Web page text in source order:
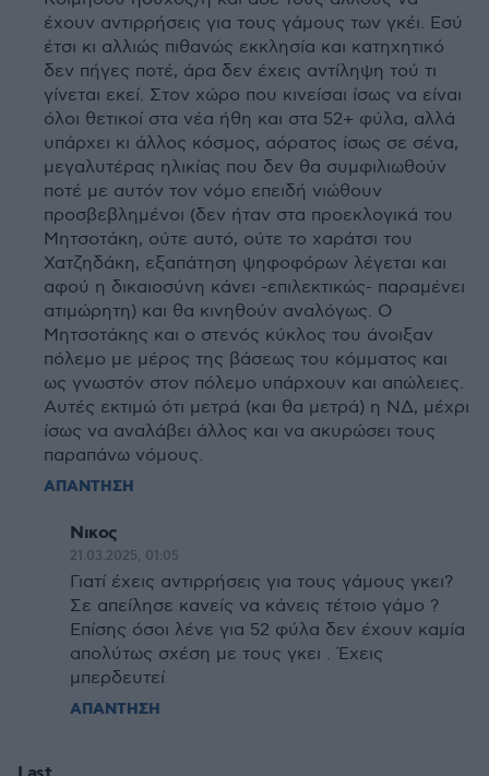
έχουν αντιρρήσεις για τους γάμους των γκέι. Εσύ
έτσι κι αλλιώς πιθανώς εκκλησία και κατηχητικό
δεν πήγες ποτέ, άρα δεν έχεις αντίληψη τού τι
γίνεται εκεί. Στον χώρο που κινείσαι ίσως να είναι
όλοι θετικοί στα νέα ήθη και στα 52+ φύλα, αλλά
υπάρχει κι άλλος κόσμος, αόρατος ίσως σε σένα,
μεγαλυτέρας ηλικίας που δεν θα συμφιλιωθούν
ποτέ με αυτόν τον νόμο επειδή νιώθουν
προσβεβλημένοι (δεν ήταν στα προεκλογικά του
Μητσοτάκη, ούτε αυτό, ούτε το χαράτσι του
Χατζηδάκη, εξαπάτηση ψηφοφόρων λέγεται και
αφού η δικαιοσύνη κάνει -επιλεκτικώς- παραμένει
ατιμώρητη) και θα κινηθούν αναλόγως. Ο
Μητσοτάκης και ο στενός κύκλος του άνοιξαν
πόλεμο με μέρος της βάσεως του κόμματος και
ως γνωστόν στον πόλεμο υπάρχουν και απώλειες.
Αυτές εκτιμώ ότι μετρά (και θα μετρά) η ΝΔ, μέχρι
ίσως να αναλάβει άλλος και να ακυρώσει τους
παραπάνω νόμους.
ΑΠΑΝΤΗΣΗ
Νικος
21.03.2025, 01:05
Γιατί έχεις αντιρρήσεις για τους γάμους γκει?
Σε απείλησε κανείς να κάνεις τέτοιο γάμο ?
Επίσης όσοι λένε για 52 φύλα δεν έχουν καμία
απολύτως σχέση με τους γκει . Έχεις
μπερδευτεί
ΑΠΑΝΤΗΣΗ